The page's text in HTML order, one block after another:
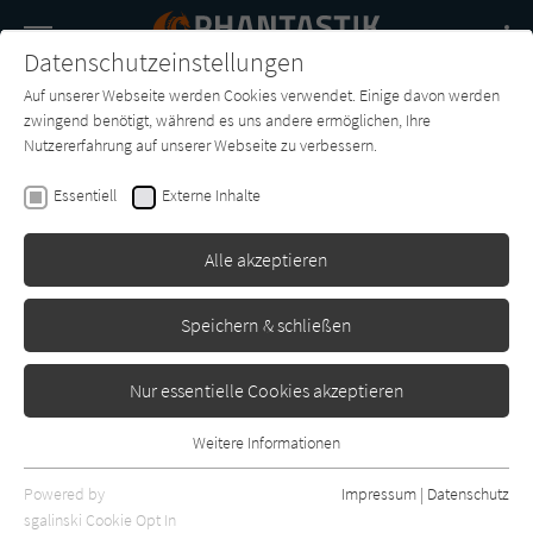
SUCHE
Buch-
Entdecker
Forum Charts
Werner Karl
Nexus: Black Ice IV
Erschienen: Januar 2021
Datenschutzeinstellungen
Auf unserer Webseite werden Cookies verwendet. Einige davon werden
zwingend benötigt, während es uns andere ermöglichen, Ihre
Nutzererfahrung auf unserer Webseite zu verbessern.
Essentiell Externe Inhalte
Alle akzeptieren
Speichern & schließen
Nur essentielle Cookies akzeptieren
Essentielle Cookies werden für grundlegende Funktionen der
Webseite benötigt. Dadurch ist gewährleistet, dass die Webseite
Weitere Informationen
Powered by
sgalinski Cookie Opt In
Impressum | Datenschutz